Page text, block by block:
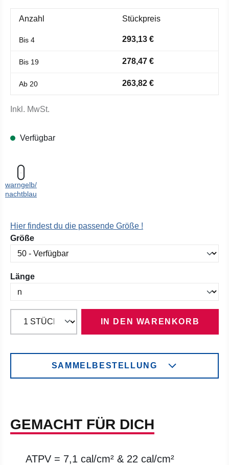
Anzahl Stückpreis
Bis 4 293,13 €
Bis 19 278,47 €
Ab 20 263,82 €
Inkl. MwSt.
Verfügbar
warngelb/
nachtblau
Hier findest du die passende Größe !
Größeauswählen
Längeauswählen
IN DEN WARENKORB
SAMMELBESTELLUNG
GEMACHT FÜR DICH
ATPV = 7,1 cal/cm² & 22 cal/cm²